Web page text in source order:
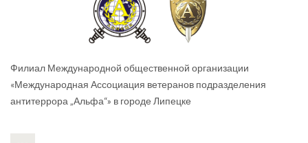
Филиал Международной общественной организации
«Международная Ассоциация ветеранов подразделения
антитеррора „Альфа“» в городе Липецке